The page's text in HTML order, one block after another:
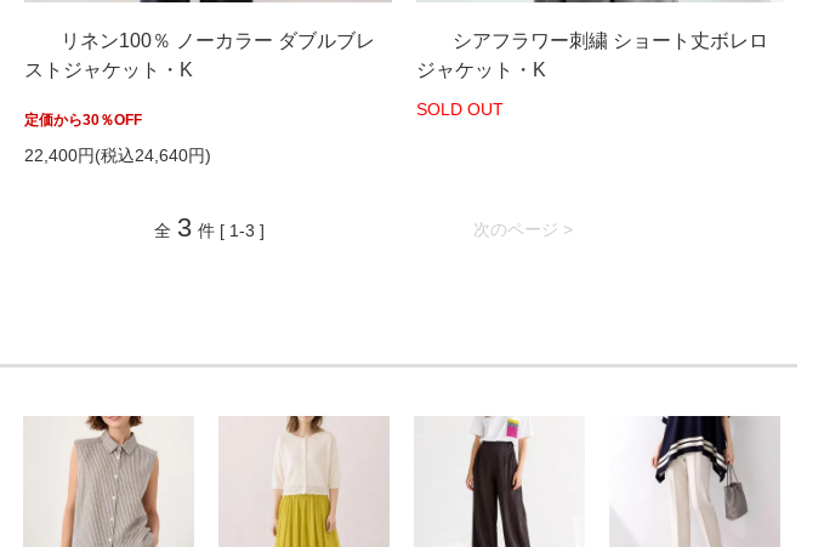
リネン100％ ノーカラー ダブルブレ
ストジャケット・K
定価から30％OFF
22,400円(税込24,640円)
シアフラワー刺繍 ショート丈ボレロ
ジャケット・K
SOLD OUT
次のページ >
全 3 件 [ 1-3 ]